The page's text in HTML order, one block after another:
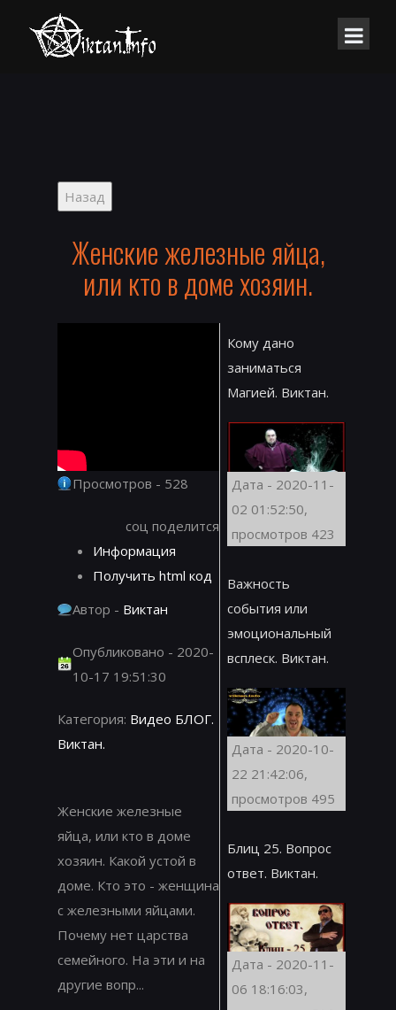
Женские железные яйца,
или кто в доме хозяин.
Просмотров - 528
соц поделится
Информация
Получить html код
Автор - Виктан
Опубликовано - 2020-
10-17 19:51:30
Категория: Видео БЛОГ.
Виктан.
Женские железные
яйца, или кто в доме
хозяин. Какой устой в
доме. Кто это - женщина
с железными яйцами.
Почему нет царства
семейного. На эти и на
другие вопр...
Кому дано
заниматься
Магией. Виктан.
Дата - 2020-11-
02 01:52:50,
просмотров 423
Важность
события или
эмоциональный
всплеск. Виктан.
Дата - 2020-10-
22 21:42:06,
просмотров 495
Блиц 25. Вопрос
ответ. Виктан.
Дата - 2020-11-
06 18:16:03,